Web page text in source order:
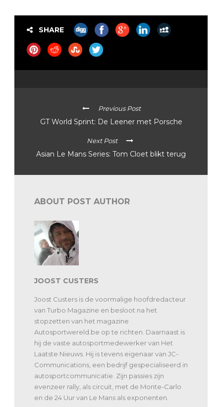
SHARE
Previous Post
GT World Sprint: De Leener met Porsche
Next Post
Asian Le Mans Series: Tom Cloet blikt terug
ABOUT POST AUTHOR
JOOST CUSTERS
Joost Custers is de voormalige hoofdredacteur
van Turbo Magazine en besloot na het
stopzetten van het magazine
Autosportwereld.be op te richten. Daarnaast is
hij de vaste autosportmedewerker van Het
Laatste Nieuws. Hij is tevens eigenaar van JC-
Communications, een bedrijf gespecialiseerd in
autosportcommunicatie. Zijn passies zijn
evenzeer rally, als circuit, met de Monte-Carlo
en de 24 Uur van Le Mans als exponenten.